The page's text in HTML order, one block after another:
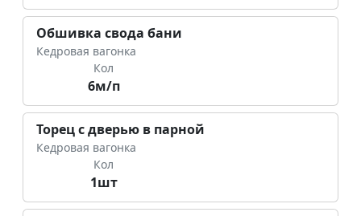
Обшивка свода бани
Кедровая вагонка
Кол
6м/п
Торец с дверью в парной
Кедровая вагонка
Кол
1шт